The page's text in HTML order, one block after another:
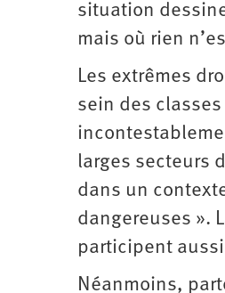
situation
mais où rien
Les extrêmes
sein des
larges secteurs
dans un
dangereuses ».
participent
Néanmoins,